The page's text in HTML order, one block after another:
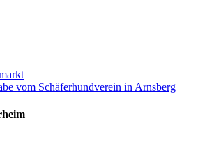
vom Schäferhundverein in Arnsberg